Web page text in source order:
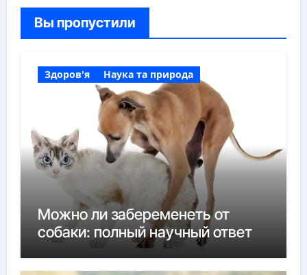
Вы пропустили
Здоров'я Наука та природа
Можно ли забеременеть от
собаки: полный научный ответ